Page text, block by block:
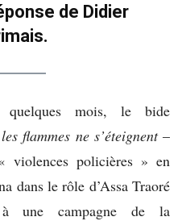
de Didier
mois, le bide
flammes ne s’éteignent–
violences policières » en
dans le rôle d’Assa Traoré
une campagne de la